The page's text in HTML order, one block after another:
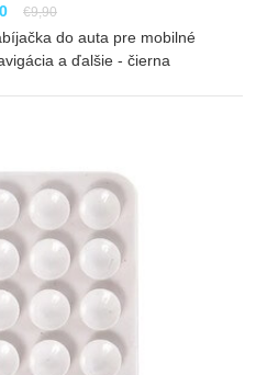
€9,90
do auta pre mobilné
a ďalšie - čierna